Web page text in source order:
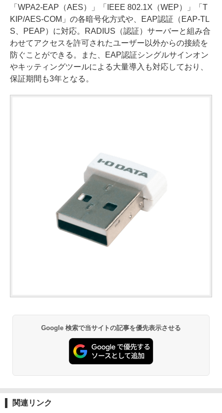
「WPA2-EAP（AES）」「IEEE 802.1X（WEP）」「T
KIP/AES-COM」の各暗号化方式や、EAP認証（EAP-TL
S、PEAP）に対応。RADIUS（認証）サーバーと組み合
わせてアクセスを許可されたユーザー以外からの接続を
防ぐことができる。また、EAP認証シングルサインオン
やキッティングツールによる大量導入も対応しており、
保証期間も3年となる。
Google 検索で当サイトの記事を優先表示させる
関連リンク